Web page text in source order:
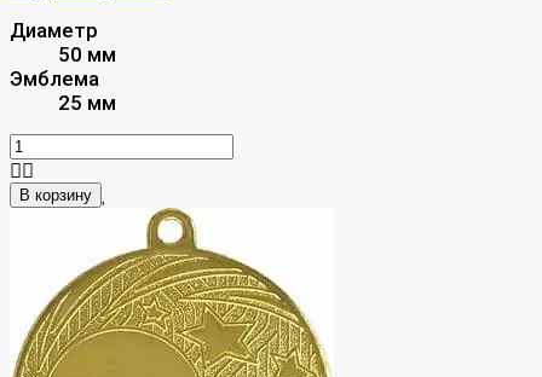
Диаметр
50 мм
Эмблема
25 мм
В корзину